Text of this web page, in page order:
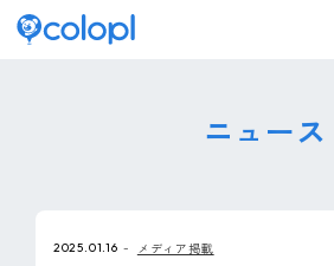
ニュース
2025.01.16 メディア掲載